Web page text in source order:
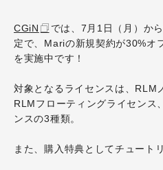
CGiN では、7月1日（月） か
定で、Mariの新規契約が30%オ
を実施中です！
対象となるライセンスは、RLM
RLMフローティングライセン
ンスの3種類。
また、購入特典としてチュート